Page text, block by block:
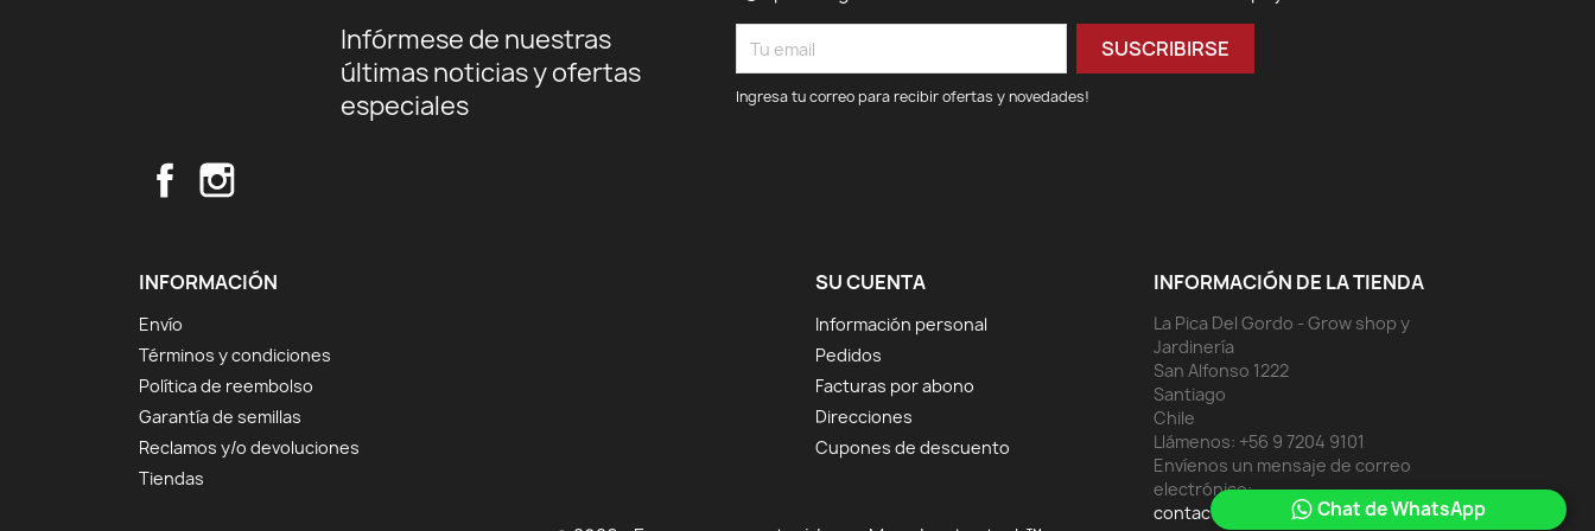
Chat de WhatsApp
Infórmese de nuestras
últimas noticias y ofertas
especiales
Ingresa tu correo para recibir ofertas y novedades!
Facebook
INFORMACIÓN
Envío
Términos y condiciones
Política de reembolso
Garantía de semillas
Reclamos y/o devoluciones
Tiendas
SU CUENTA
Información personal
Pedidos
Facturas por abono
Direcciones
Cupones de descuento
INFORMACIÓN DE LA TIENDA
La Pica Del Gordo - Grow shop y
Jardinería
San Alfonso 1222
Santiago
Chile
Llámenos: +56 9 7204 9101
Envíenos un mensaje de correo
electrónico:
contacto@lapicadelgordo.cl